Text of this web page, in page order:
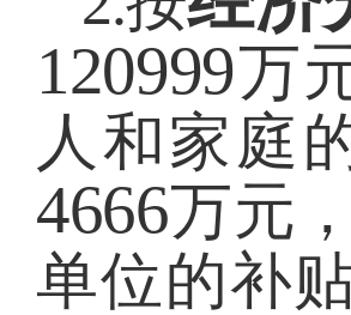
120999万
人和家庭
4666万元
单位的补